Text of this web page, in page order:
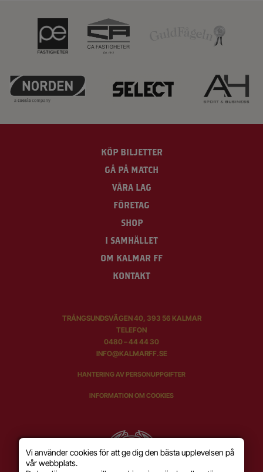
KÖP BILJETTER
GÅ PÅ MATCH
VÅRA LAG
FÖRETAG
SHOP
I SAMHÄLLET
OM KALMAR FF
KONTAKT
TRÅNGSUNDSVÄGEN 40, 393 56 KALMAR
TELEFON
0480 – 44 44 30
INFO@KALMARFF.SE
HANTERING AV PERSONUPPGIFTER
INFORMATION OM COOKIES
Vi använder cookies för att ge dig den bästa upplevelsen på
vår webbplats.